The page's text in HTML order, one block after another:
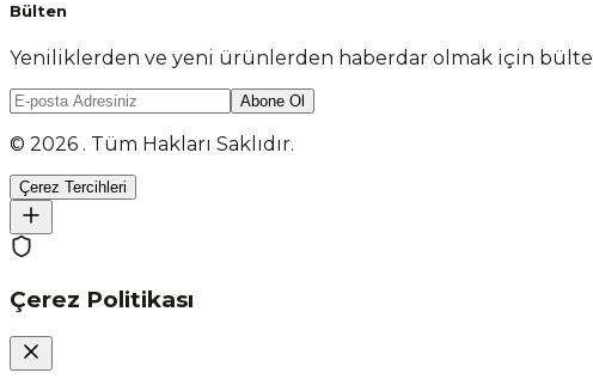
Bülten
Yeniliklerden ve yeni ürünlerden haberdar olmak için
Abone Ol
© 2026 . Tüm Hakları Saklıdır.
Çerez Tercihleri
Çerez Politikası